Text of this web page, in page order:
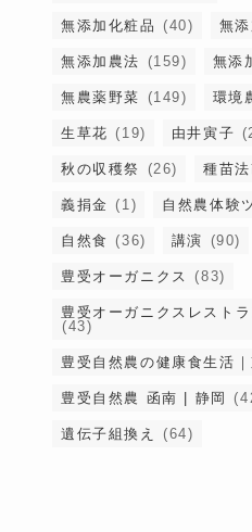
無添加化粧品 (40) 無
無添加農法 (159) 無添
無農薬野菜 (149) 環境
生草花 (19) 由井寅子
秋の収穫祭 (26) 種苗法
義捐金 (1) 自然農体験
自然食 (36) 講演 (90)
豊受オーガニクス (83)
豊受オーガニクスレスト
(43)
豊受自然農の健康食生活
豊受自然農 函南 | 静岡
遺伝子組換え (64)